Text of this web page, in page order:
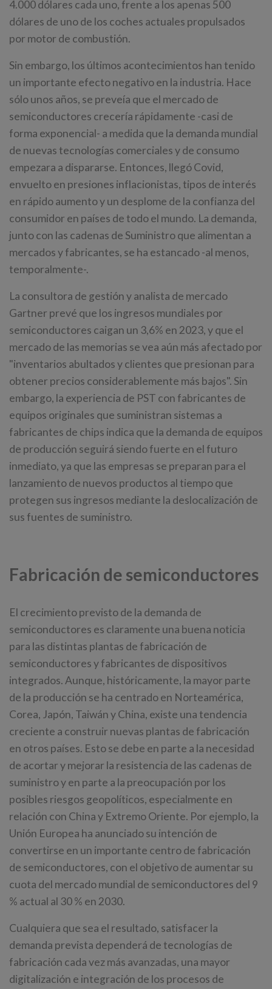
4.000 dólares cada uno, frente a los apenas 500
dólares de uno de los coches actuales propulsados
por motor de combustión.
Sin embargo, los últimos acontecimientos han tenido
un importante efecto negativo en la industria. Hace
sólo unos años, se preveía que el mercado de
semiconductores crecería rápidamente -casi de
forma exponencial- a medida que la demanda mundial
de nuevas tecnologías comerciales y de consumo
empezara a dispararse. Entonces, llegó Covid,
envuelto en presiones inflacionistas, tipos de interés
en rápido aumento y un desplome de la confianza del
consumidor en países de todo el mundo. La demanda,
junto con las cadenas de Suministro que alimentan a
mercados y fabricantes, se ha estancado -al menos,
temporalmente-.
La consultora de gestión y analista de mercado
Gartner prevé que los ingresos mundiales por
semiconductores caigan un 3,6% en 2023, y que el
mercado de las memorias se vea aún más afectado por
"inventarios abultados y clientes que presionan para
obtener precios considerablemente más bajos". Sin
embargo, la experiencia de PST con fabricantes de
equipos originales que suministran sistemas a
fabricantes de chips indica que la demanda de equipos
de producción seguirá siendo fuerte en el futuro
inmediato, ya que las empresas se preparan para el
lanzamiento de nuevos productos al tiempo que
protegen sus ingresos mediante la deslocalización de
sus fuentes de suministro.
Fabricación de semiconductores
El crecimiento previsto de la demanda de
semiconductores es claramente una buena noticia
para las distintas plantas de fabricación de
semiconductores y fabricantes de dispositivos
integrados. Aunque, históricamente, la mayor parte
de la producción se ha centrado en Norteamérica,
Corea, Japón, Taiwán y China, existe una tendencia
creciente a construir nuevas plantas de fabricación
en otros países. Esto se debe en parte a la necesidad
de acortar y mejorar la resistencia de las cadenas de
suministro y en parte a la preocupación por los
posibles riesgos geopolíticos, especialmente en
relación con China y Extremo Oriente. Por ejemplo, la
Unión Europea ha anunciado su intención de
convertirse en un importante centro de fabricación
de semiconductores, con el objetivo de aumentar su
cuota del mercado mundial de semiconductores del 9
% actual al 30 % en 2030.
Cualquiera que sea el resultado, satisfacer la
demanda prevista dependerá de tecnologías de
fabricación cada vez más avanzadas, una mayor
digitalización e integración de los procesos de